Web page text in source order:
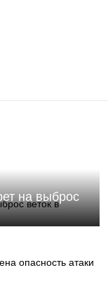
на выброс
опасность атаки